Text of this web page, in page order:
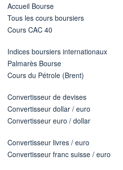
Accueil Bourse
Tous les cours boursiers
Cours CAC 40
Indices boursiers internationaux
Palmarès Bourse
Cours du Pétrole (Brent)
Convertisseur de devises
Convertisseur dollar / euro
Convertisseur euro / dollar
Convertisseur livres / euro
Convertisseur franc suisse / euro